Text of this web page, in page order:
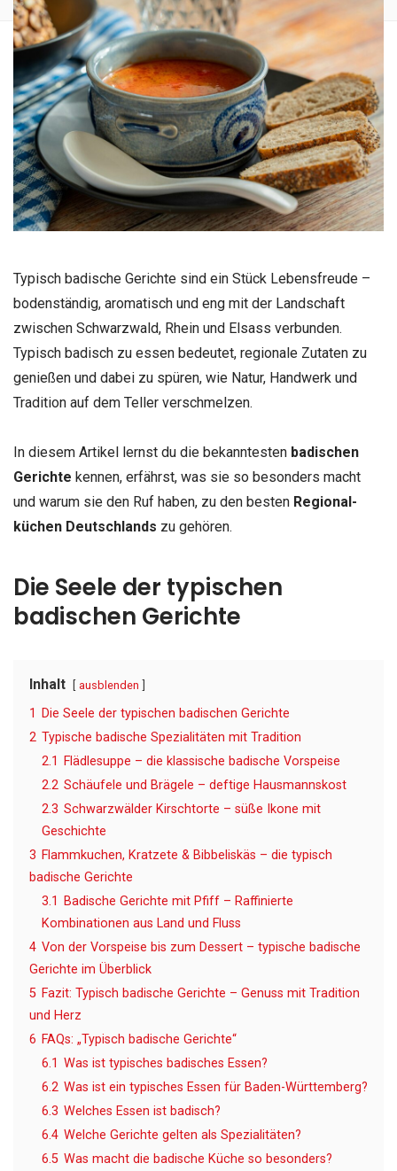
Typisch badische Gerichte sind ein Stück Lebensfreude –
bodenständig, aromatisch und eng mit der Landschaft
zwischen Schwarzwald, Rhein und Elsass verbunden.
Typisch badisch zu essen bedeutet, regionale Zutaten zu
genießen und dabei zu spüren, wie Natur, Handwerk und
Tradition auf dem Teller verschmelzen.
In diesem Artikel lernst du die bekanntesten badischen
Gerichte kennen, erfährst, was sie so besonders macht
und warum sie den Ruf haben, zu den besten Regional­
küchen Deutschlands zu gehören.
Die Seele der typischen
badischen Gerichte
Inhalt ausblenden
1
Die Seele der typischen badischen Gerichte
2 Typische badische Spezialitäten mit Tradition
2.1
Flädlesuppe – die klassische badische Vorspeise
2.2 Schäufele und Brägele – deftige Hausmannskost
2.3 Schwarzwälder Kirschtorte – süße Ikone mit
Geschichte
3 Flammkuchen, Kratzete & Bibbeliskäs – die typisch
badische Gerichte
3.1
Badische Gerichte mit Pfiff – Raffinierte
Kombinationen aus Land und Fluss
4 Von der Vorspeise bis zum Dessert – typische badische
Gerichte im Überblick
5 Fazit: Typisch badische Gerichte – Genuss mit Tradition
und Herz
6 FAQs: „Typisch badische Gerichte“
6.1 Was ist typisches badisches Essen?
6.2 Was ist ein typisches Essen für Baden-Württemberg?
6.3 Welches Essen ist badisch?
6.4 Welche Gerichte gelten als Spezialitäten?
6.5 Was macht die badische Küche so besonders?